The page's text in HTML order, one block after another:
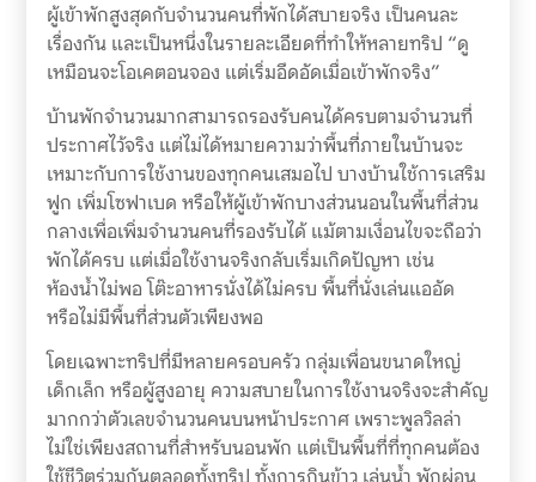
ผู้เข้าพักสูงสุดกับจำนวนคนที่พักได้สบายจริง เป็นคนละ
เรื่องกัน และเป็นหนึ่งในรายละเอียดที่ทำให้หลายทริป “ดู
เหมือนจะโอเคตอนจอง แต่เริ่มอึดอัดเมื่อเข้าพักจริง”
บ้านพักจำนวนมากสามารถรองรับคนได้ครบตามจำนวนที่
ประกาศไว้จริง แต่ไม่ได้หมายความว่าพื้นที่ภายในบ้านจะ
เหมาะกับการใช้งานของทุกคนเสมอไป บางบ้านใช้การเสริม
ฟูก เพิ่มโซฟาเบด หรือให้ผู้เข้าพักบางส่วนนอนในพื้นที่ส่วน
กลางเพื่อเพิ่มจำนวนคนที่รองรับได้ แม้ตามเงื่อนไขจะถือว่า
พักได้ครบ แต่เมื่อใช้งานจริงกลับเริ่มเกิดปัญหา เช่น
ห้องน้ำไม่พอ โต๊ะอาหารนั่งได้ไม่ครบ พื้นที่นั่งเล่นแออัด
หรือไม่มีพื้นที่ส่วนตัวเพียงพอ
โดยเฉพาะทริปที่มีหลายครอบครัว กลุ่มเพื่อนขนาดใหญ่
เด็กเล็ก หรือผู้สูงอายุ ความสบายในการใช้งานจริงจะสำคัญ
มากกว่าตัวเลขจำนวนคนบนหน้าประกาศ เพราะพูลวิลล่า
ไม่ใช่เพียงสถานที่สำหรับนอนพัก แต่เป็นพื้นที่ที่ทุกคนต้อง
ใช้ชีวิตร่วมกันตลอดทั้งทริป ทั้งการกินข้าว เล่นน้ำ พักผ่อน